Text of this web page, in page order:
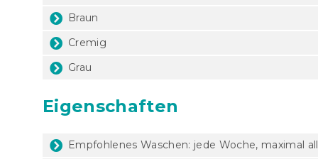
Braun
Cremig
Grau
Eigenschaften
Empfohlenes Waschen: jede Woche, maximal